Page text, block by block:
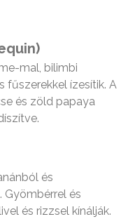
mal, bilimbi
fűszerekkel ízesítik. A
és zöld papaya
és
Gyömbérrel és
és rizzsel kínálják.